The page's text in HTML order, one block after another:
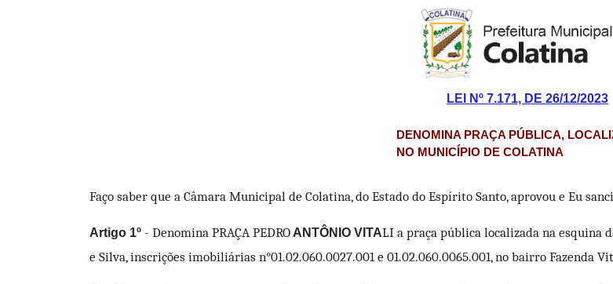
LEI Nº 7.171, DE 26/12/2023
DENOMINA PRAÇA PÚBLICA,
NO MUNICÍPIO DE COLATINA
Faço saber que a Câmara Municipal de Colatina, do Estado do Espírito Santo, aprovou e Eu
Artigo 1º - Denomina PRAÇA PEDRO ANTÔNIO VITALI a praça pública localizada na esquina
e Silva, inscrições imobiliárias n°01.02.060.0027.001 e 01.02.060.0065.001, no bairro Fazenda